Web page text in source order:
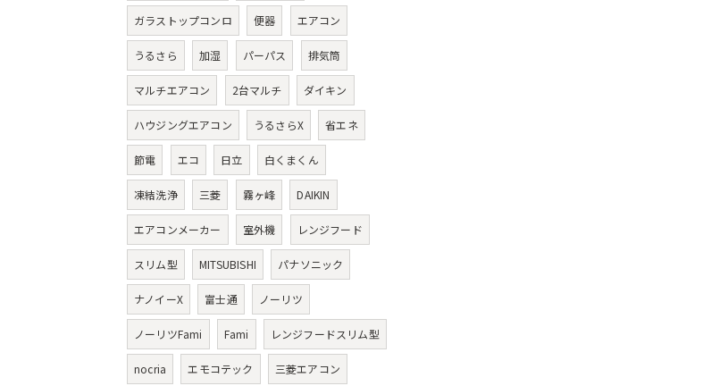
ガラストップコンロ 便器 エアコン
うるさら 加湿 パーパス 排気筒
マルチエアコン 2台マルチ ダイキン
ハウジングエアコン うるさらX 省エネ
節電 エコ 日立 白くまくん
凍結洗浄 三菱 霧ヶ峰 DAIKIN
エアコンメーカー 室外機 レンジフード
スリム型 MITSUBISHI パナソニック
ナノイーX 富士通 ノーリツ
ノーリツFami Fami レンジフードスリム型
nocria エモコテック 三菱エアコン